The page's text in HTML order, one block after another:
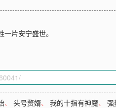
片安宁盛世。
、头号赘婿、我的十指有神魔、强